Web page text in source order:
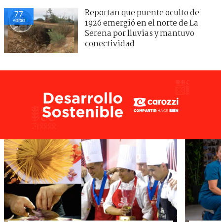
77
visitas
Reportan que puente oculto de
1926 emergió en el norte de La
Serena por lluvias y mantuvo
conectividad